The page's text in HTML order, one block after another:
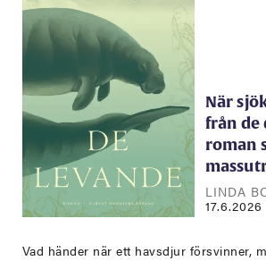
När
från de
roman
LINDA
17.6.2026
Vad händer när ett havsdjur försvinner,